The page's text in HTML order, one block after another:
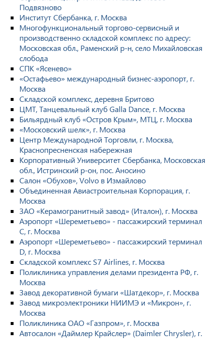
Подвязново
Институт Сбербанка, г. Москва
Многофункциональный торгово-сервисный и
производственно складской комплекс по адресу:
Московская обл., Раменский р-н, село Михайловская
слобода
СПК «Ясенево»
«Остафьево» международный бизнес-аэропорт, г.
Москва
Складской комплекс, деревня Бритово
ЦМТ, Танцевальный клуб Galla Dance, г. Москва
Бильярдный клуб «Остров Крым», МТЦ, г. Москва
«Московский шелк», г. Москва
Центр Международной Торговли, г. Москва,
Краснопресненская набережная
Корпоративный Университет Сбербанка, Московская
обл., Истринский р-он, пос. Аносино
Салон «Обухов», Volvo в Измайлово
Объединенная Авиастроительная Корпорация, г.
Москва
ЗАО «Керамогранитный завод» (Италон), г. Москва
Аэропорт «Шереметьево» - пассажирский терминал
С, г. Москва
Аэропорт «Шереметьево» - пассажирский терминал
D, г. Москва
Складской комплекс S7 Airlines, г. Москва
Поликлиника управления делами президента РФ, г.
Москва
Завод декоративной бумаги «Шатдекор», г. Москва
Завод микроэлектроники НИИМЭ и «Микрон», г.
Москва
Поликлиника ОАО «Газпром», г. Москва
Автосалон «Даймлер Крайслер» (Daimler Chrysler), г.